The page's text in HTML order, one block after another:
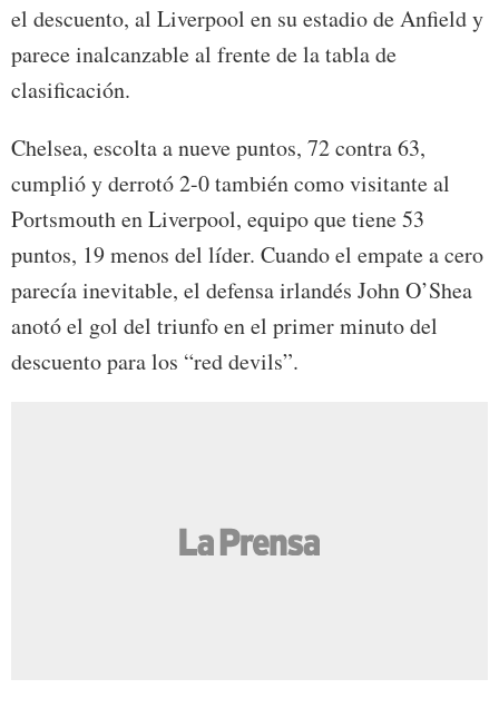
el descuento, al Liverpool en su estadio de Anfield y
parece inalcanzable al frente de la tabla de
clasificación.
Chelsea, escolta a nueve puntos, 72 contra 63,
cumplió y derrotó 2-0 también como visitante al
Portsmouth en Liverpool, equipo que tiene 53
puntos, 19 menos del líder. Cuando el empate a cero
parecía inevitable, el defensa irlandés John O’Shea
anotó el gol del triunfo en el primer minuto del
descuento para los “red devils”.